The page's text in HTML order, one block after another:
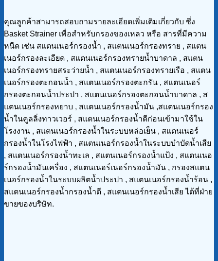
คุณลูกค้าสามารถสอบถามรายละเอียดเพิ่มเติมเกี่ยวกับ ซึ่ง
Basket Strainer เพื่อสำหรับกรองของเหลว หรือ สารที่มีความ
หนืด เช่น สแตนเนอร์กรองน้ำ , สแตนเนอร์กรองทราย , สแตน
เนอร์กรองละเอียด , สแตนเนอร์กรองทรายน้ำบาดาล , สแตน
เนอร์กรองทรายสระว่ายน้ำ , สแตนเนอร์กรองทรายเรือ , สแตน
เนอร์กรองตะกอนน้ำ , สแตนเนอร์กรองตะกรัน , สแตนเนอร์
กรองตะกอนน้ำประปา , สแตนเนอร์กรองตะกอนน้ำบาดาล , ส
แตนเนอร์กรองหยาบ , สแตนเนอร์กรองน้ำมัน ,สแตนเนอร์กรอง
น้ำในคูลลิ่งทาวเวอร์ , สแตนเนอร์กรองน้ำดีก่อนเข้ามาใช้ใน
โรงงาน , สแตนเนอร์กรองน้ำในระบบหล่อเย็น , สแตนเนอร์
กรองน้ำในโรงไฟฟ้า , สแตนเนอร์กรองน้ำในระบบบำบัดน้ำเสีย
, สแตนเนอร์กรองน้ำทะเล , สแตนเนอร์กรองน้ำแป้ง , สแตนเนอ
ร์กรองน้ำมันเครื่อง , สแตนเนอร์เนอร์กรองน้ำมัน , กรองสแตน
เนอร์กรองน้ำในระบบผลิตน้ำประปา , สแตนเนอร์กรองน้ำร้อน ,
สแตนเนอร์กรองน้ำกรองน้ำดี , สแตนเนอร์กรองน้ำเสีย ได้ที่ฝ่าย
ขายของบริษัท.